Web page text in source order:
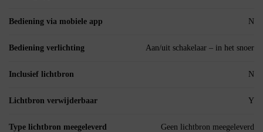
Bediening via mobiele app N
Bediening verlichting Aan/uit schakelaar – in het snoer
Inclusief lichtbron N
Lichtbron verwijderbaar Y
Type lichtbron meegeleverd Geen lichtbron meegeleverd